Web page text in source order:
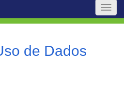
Toggle
de Dados